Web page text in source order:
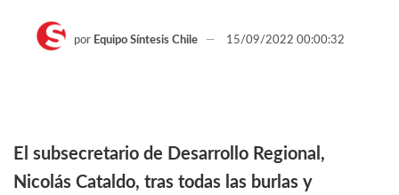
por Equipo Síntesis Chile 15/09/2022 00:00:32
El subsecretario de Desarrollo Regional,
Nicolás Cataldo, tras todas las burlas y